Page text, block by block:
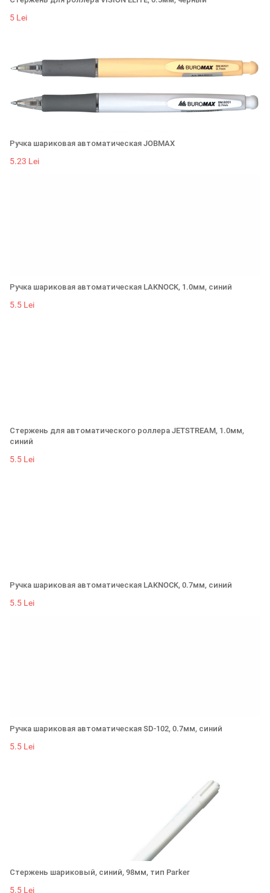
5 Lei
Ручка шариковая автоматическая JOBMAX
5.23 Lei
Ручка шариковая автоматическая LAKNOCK, 1.0мм, синий
5.5 Lei
Стержень для автоматического роллера JETSTREAM, 1.0мм,
синий
5.5 Lei
Ручка шариковая автоматическая LAKNOCK, 0.7мм, синий
5.5 Lei
Ручка шариковая автоматическая SD-102, 0.7мм, синий
5.5 Lei
Стержень шариковый, синий, 98мм, тип Parker
5.5 Lei